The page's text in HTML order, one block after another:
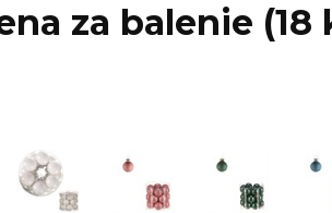
za balenie (18